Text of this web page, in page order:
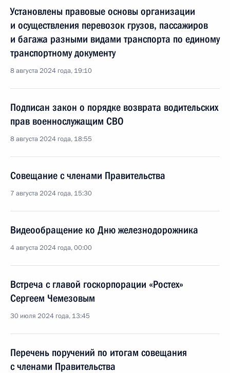
Установлены правовые основы организации
и осуществления перевозок грузов, пассажиров
и багажа разными видами транспорта по единому
транспортному документу
8 августа 2024 года, 19:10
Подписан закон о порядке возврата водительских
прав военнослужащим СВО
8 августа 2024 года, 18:55
Совещание с членами Правительства
7 августа 2024 года, 15:30
Видеообращение ко Дню железнодорожника
4 августа 2024 года, 00:00
Встреча с главой госкорпорации «Ростех»
Сергеем Чемезовым
30 июля 2024 года, 13:45
Перечень поручений по итогам совещания
с членами Правительства